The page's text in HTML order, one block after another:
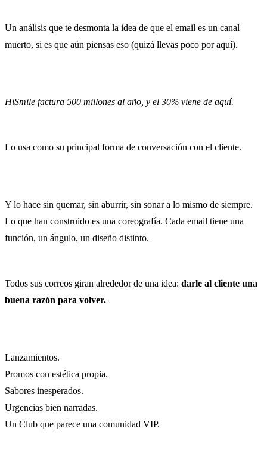
Un análisis que te desmonta la idea de que el email es un canal
muerto, si es que aún piensas eso (quizá llevas poco por aquí).
HiSmile factura 500 millones al año, y el 30% viene de aquí.
Lo usa como su principal forma de conversación con el cliente.
Y lo hace sin quemar, sin aburrir, sin sonar a lo mismo de siempre.
Lo que han construido es una coreografía. Cada email tiene una
función, un ángulo, un diseño distinto.
Todos sus correos giran alrededor de una idea: darle al cliente una
buena razón para volver.
Lanzamientos.
Promos con estética propia.
Sabores inesperados.
Urgencias bien narradas.
Un Club que parece una comunidad VIP.